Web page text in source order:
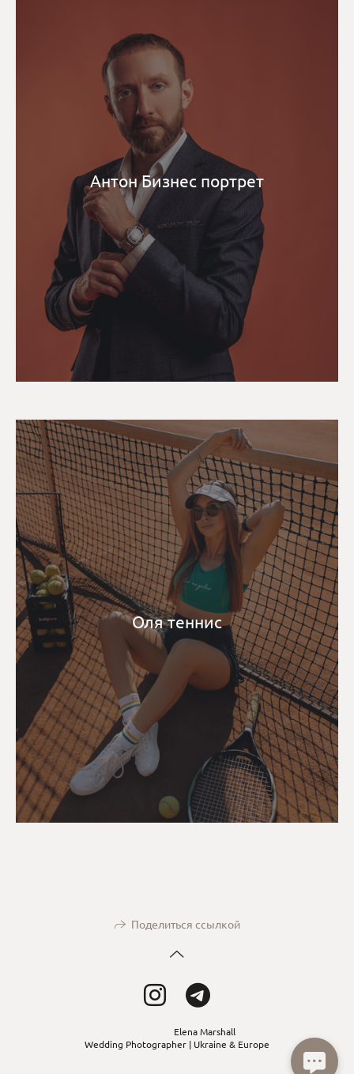
Антон Бизнес портрет
Оля теннис
Поделиться ссылкой
Elena Marshall
Wedding Photographer | Ukraine & Europe